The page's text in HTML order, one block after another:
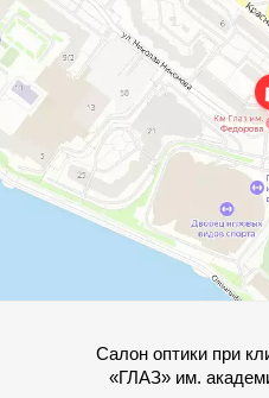
Салон оптики при
«ГЛАЗ» им.